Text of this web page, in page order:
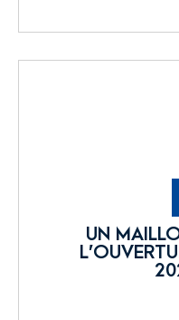
UN